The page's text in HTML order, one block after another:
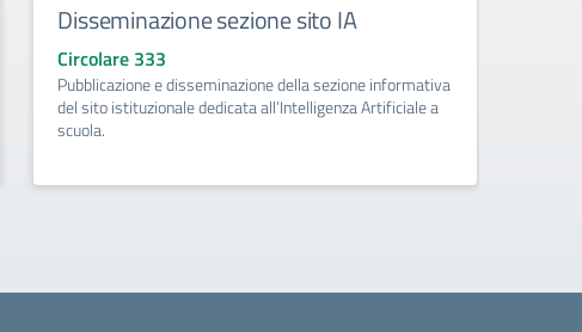
Disseminazione sezione sito IA
Circolare 333
Pubblicazione e disseminazione della sezione informativa
del sito istituzionale dedicata all’Intelligenza Artificiale a
scuola.